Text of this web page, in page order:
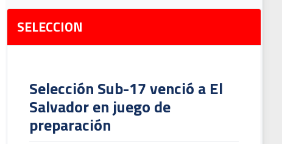
SELECCION
Selección Sub-17 venció a El
Salvador en juego de
preparación